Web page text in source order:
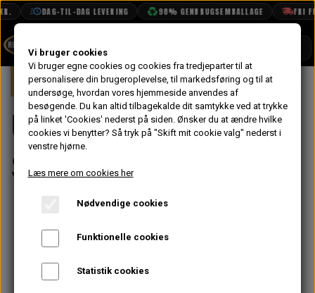
DAG-TIL-DAG LEVERING 98% GENBRUGSEMBALLAGE FRI
BOOK TID
PROJEKTER
TEKNISK DATA
VANDPOLERING
Forside Triumph Triumph TR5 & TR6
Undervogn &
Styrtøj
Vi bruger cookies
Vi bruger egne cookies og cookies fra tredjeparter til at
personalisere din brugeroplevelse, til markedsføring og til at
undersøge, hvordan vores hjemmeside anvendes af
besøgende. Du kan altid tilbagekalde dit samtykke ved at trykke
på linket 'Cookies' nederst på siden. Ønsker du at ændre hvilke
cookies vi benytter? Så tryk på "Skift mit cookie valg" nederst i
venstre hjørne.
Læs mere om cookies her
Nødvendige cookies
Funktionelle cookies
Statistik cookies